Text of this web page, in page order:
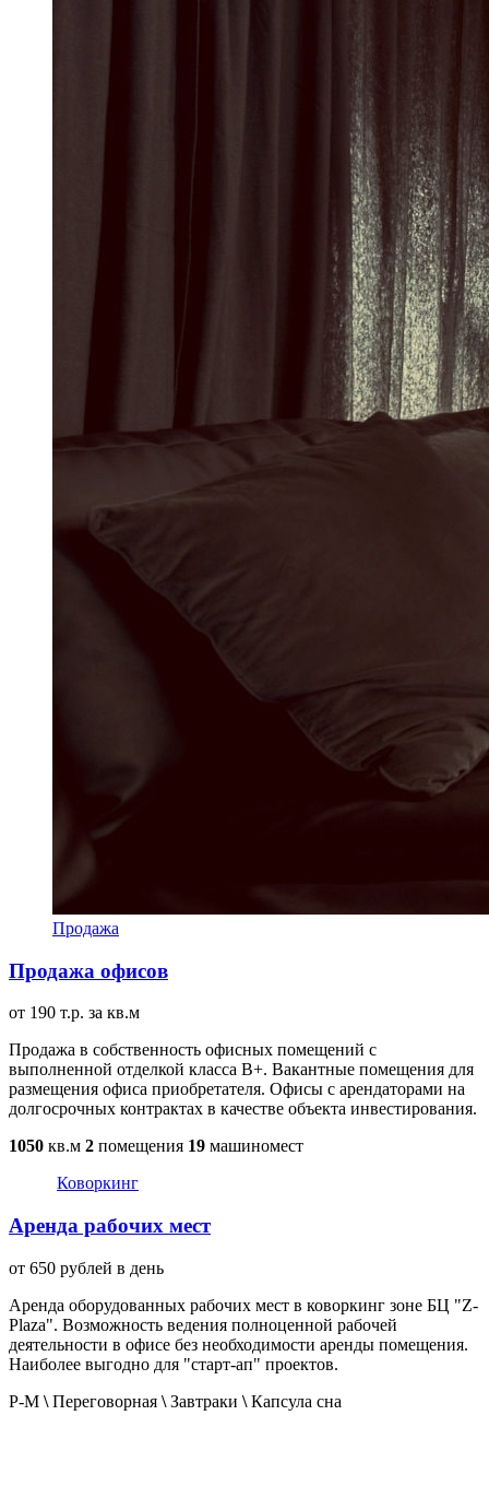
Продажа
Продажа офисов
от 190 т.р. за кв.м
Продажа в собственность офисных помещений с
выполненной отделкой класса В+. Вакантные помещения для
размещения офиса приобретателя. Офисы с арендаторами на
долгосрочных контрактах в качестве объекта инвестирования.
1050 кв.м 2 помещения 19 машиномест
Коворкинг
Аренда рабочих мест
от 650 рублей в день
Аренда оборудованных рабочих мест в коворкинг зоне БЦ "Z-
Plaza". Возможность ведения полноценной рабочей
деятельности в офисе без необходимости аренды помещения.
Наиболее выгодно для "старт-ап" проектов.
Р-М \Переговорная \Завтраки \Капсула сна